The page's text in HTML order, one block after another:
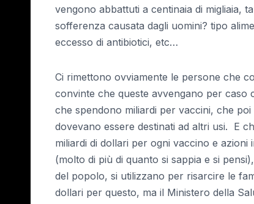
vengono abbattuti a centinaia di migliaia,
sofferenza causata dagli uomini? tipo
eccesso di antibiotici, etc…
Ci rimettono ovviamente le persone che
convinte che queste avvengano per caso
che spendono miliardi per vaccini, che
dovevano essere destinati ad altri usi. E
miliardi di dollari per ogni vaccino e
(molto di più di quanto si sappia e si
del popolo, si utilizzano per risarcire le
dollari per questo, ma il Ministero della